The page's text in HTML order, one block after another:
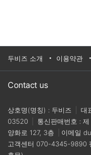
두비즈 소개 이용약관
Contact us
상호명(명칭) : 두비즈 대
03520
통신판매번호 :
양화로 127, 3층
이메일
고객센터 070-4345-9890